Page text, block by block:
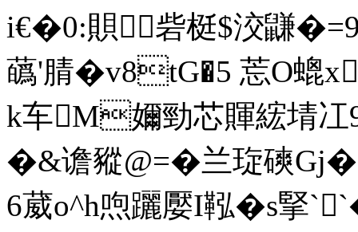
i€�0:賏砦梃$洨鼸
蘤'腈�v8tG�5 莣O螕
k车M嬭勁芯賱綋埥
�&谵豵@=�兰琁磢
6葳o^h喣躧嬮I鞃�s掔